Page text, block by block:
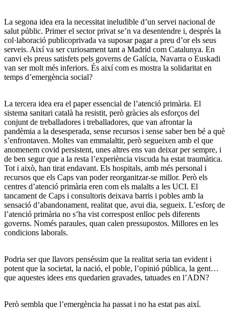
La segona idea era la necessitat ineludible d’un servei nacional de
salut públic. Primer el sector privat se’n va desentendre i, després la
col·laboració publicoprivada va suposar pagar a preu d’or els seus
serveis. Així va ser curiosament tant a Madrid com Catalunya. En
canvi els preus satisfets pels governs de Galícia, Navarra o Euskadi
van ser molt més inferiors. És així com es mostra la solidaritat en
temps d’emergència social?
La tercera idea era el paper essencial de l’atenció primària. El
sistema sanitari català ha resistit, però gràcies als esforços del
conjunt de treballadores i treballadores, que van afrontar la
pandèmia a la desesperada, sense recursos i sense saber ben bé a què
s’enfrontaven. Moltes van emmalaltir, però segueixen amb el que
anomenem covid persistent, unes altres ens van deixar per sempre, i
de ben segur que a la resta l’experiència viscuda ha estat traumàtica.
Tot i això, han tirat endavant. Els hospitals, amb més personal i
recursos que els Caps van poder reorganitzar-se millor. Però els
centres d’atenció primària eren com els malalts a les UCI. El
tancament de Caps i consultoris deixava barris i pobles amb la
sensació d’abandonament, realitat que, avui dia, segueix. L’esforç de
l’atenció primària no s’ha vist correspost enlloc pels diferents
governs. Només paraules, quan calen pressupostos. Millores en les
condicions laborals.
Podria ser que llavors penséssim que la realitat seria tan evident i
potent que la societat, la nació, el poble, l’opinió pública, la gent…
que aquestes idees ens quedarien gravades, tatuades en l’ADN?
Però sembla que l’emergència ha passat i no ha estat pas així.